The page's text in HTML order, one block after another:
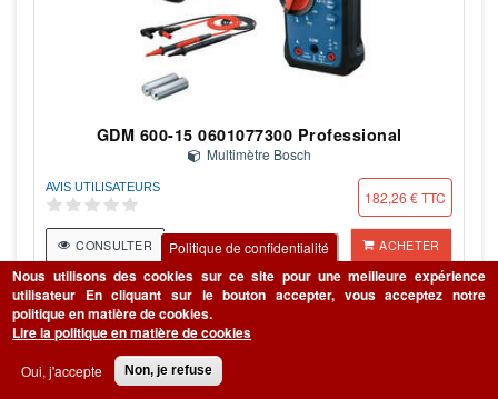
GDM 600-15 0601077300 Professional
Multimètre Bosch
AVIS UTILISATEURS
182,26 € TTC
CONSULTER ACHETER
BÂTIMENT
Politique de confidentialité
Nous utilisons des cookies sur ce site pour une meilleure expérience
utilisateur En cliquant sur le bouton accepter, vous acceptez notre
politique en matière de cookies.
Lire la politique en matière de cookies
Oui, j'accepte Non, je refuse